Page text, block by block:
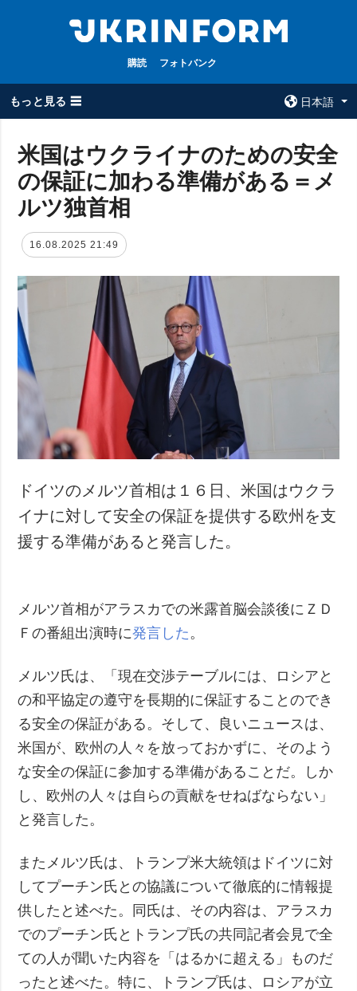
購読 フォトバンク
もっと見る ☰
日本語
全てのトピック
戦争
政治
経済・復興
社会・文化
スポーツ
事故・緊急事態
ウクルインフォ
ルム
追加
特集
インタビュー
写真
動画
サービス
購読
フォトバンク
米国はウクライナのための安全
の保証に加わる準備がある＝メ
ルツ独首相
16.08.2025 21:49
ドイツのメルツ首相は１６日、米国はウクラ
イナに対して安全の保証を提供する欧州を支
援する準備があると発言した。
メルツ首相がアラスカでの米露首脳会談後にＺＤ
Ｆの番組出演時に発言した 。
メルツ氏は、「現在交渉テーブルには、ロシアと
の和平協定の遵守を長期的に保証することのでき
る安全の保証がある。そして、良いニュースは、
米国が、欧州の人々を放っておかずに、そのよう
な安全の保証に参加する準備があることだ。しか
し、欧州の人々は自らの貢献をせねばならない」
と発言した。
またメルツ氏は、トランプ米大統領はドイツに対
してプーチン氏との協議について徹底的に情報提
供したと述べた。同氏は、その内容は、アラスカ
でのプーチン氏とトランプ氏の共同記者会見で全
ての人が聞いた内容を「はるかに超える」ものだ
ったと述べた。特に、トランプ氏は、ロシアが立